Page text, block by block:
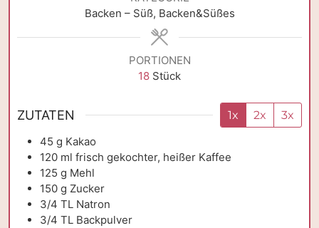
Backen – Süß, Backen&Süßes
PORTIONEN
18 Stück
ZUTATEN 1x 2x
3x
45 g Kakao
120 ml frisch gekochter, heißer Kaffee
125 g Mehl
150 g Zucker
3/4 TL Natron
3/4 TL Backpulver